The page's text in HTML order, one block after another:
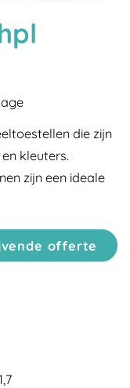
die zijn
kleuters.
zijn een ideale
offerte